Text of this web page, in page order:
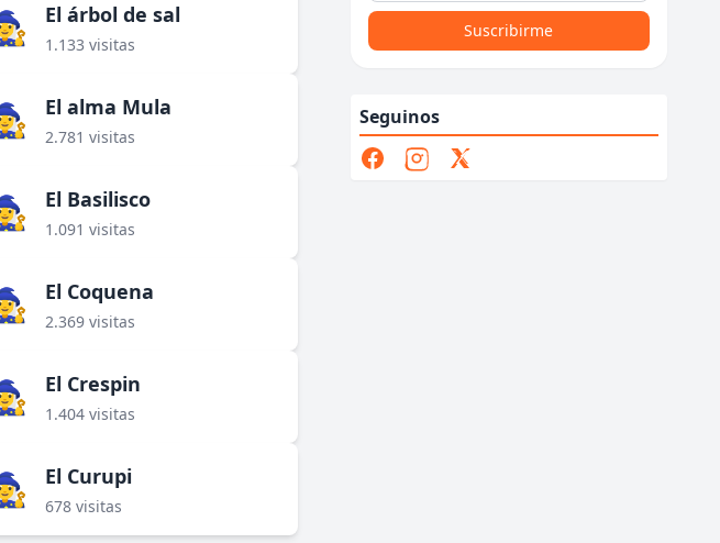
El árbol de sal
1.133 visitas
El alma Mula
2.781 visitas
El Basilisco
1.091 visitas
El Coquena
2.369 visitas
El Crespin
1.404 visitas
El Curupi
678 visitas
Suscribirme
Seguinos